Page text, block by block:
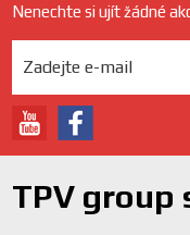
Nenechte si ujít žádné
TPV group